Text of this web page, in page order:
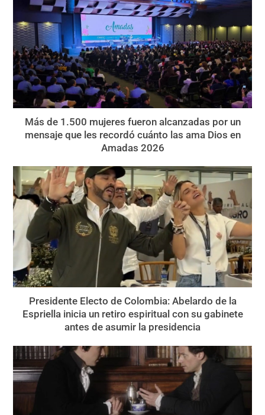
Más de 1.500 mujeres fueron alcanzadas por un
mensaje que les recordó cuánto las ama Dios en
Amadas 2026
Presidente Electo de Colombia: Abelardo de la
Espriella inicia un retiro espiritual con su gabinete
antes de asumir la presidencia